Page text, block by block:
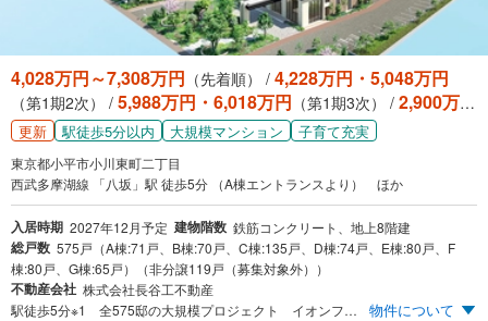
4,028万円～7,308万円 （先着順） / 4,228万円・5,048万円
（第1期2次） / 5,988万円・6,018万円 （第1期3次） / 2,900万円
台予定～7,000万円台予定（第1期4次）
更新 駅徒歩5分以内 大規模マンション 子育て充実
東京都小平市小川東町二丁目
西武多摩湖線 「八坂」駅 徒歩5分 （A棟エントランスより） ほか
入居時期 2027年12月予定 建物階数 鉄筋コンクリート、地上8階建
総戸数 575戸（A棟:71戸、B棟:70戸、C棟:135戸、D棟:74戸、E棟:80戸、F
棟:80戸、G棟:65戸）（非分譲119戸（募集対象外））
不動産会社 株式会社長谷工不動産
駅徒歩5分※1 全575邸の大規模プロジェクト イオンフードスタイル小平店近接 2つの商業がすぐ近く 西武新宿線「高田馬場」駅へ直通30分（26分）※3 JR中央線「国分寺」駅へ10分（9分）※2 ※1:西武多摩湖線「八坂」駅まで徒歩5分（約350m） ※2:西武多摩湖線「萩山」駅からJR中央線「国分寺」駅へ通勤時10分（日中時9分）:西武多摩湖線利用で9分（8分）、JR中央線「国分寺」駅へ徒歩1分 ※3:西武新宿線「久米川」駅から「高田馬場」駅へ通勤時30分（日中時26分）:西武新宿線急行利用 ※掲載の交通所要時間は通勤時を記載しており、（ ）内は日中平常時の所要時間です。乗り換え・待ち時間も含まれています。また、時間帯により異なります。 ※ジョルダン・東京時刻表（交通新聞社）2025年4月調べ
物件について